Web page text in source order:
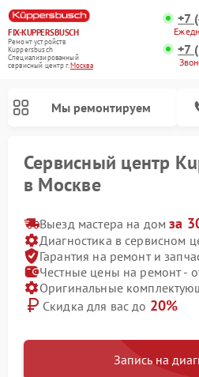
FIX-KUPPERSBUSCH
Ремонт устройств
Kuppersbusch
Специализированный
cервисный центр г.Москва
+7
+7
Мы ремонтируем
Сервисный центр
в Москве
Выезд мастера на домза
Диагностика в сервисном
Гарантия на ремонт и
Честные цены на ремонт -
Оригинальные
Скидка для вас до 20%
Запись на